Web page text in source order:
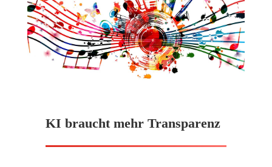
KI braucht mehr Transparenz